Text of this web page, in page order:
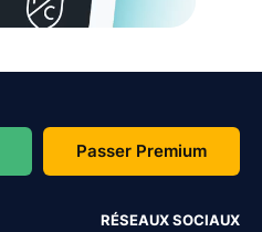
Passer Premium
RÉSEAUX SOCIAUX